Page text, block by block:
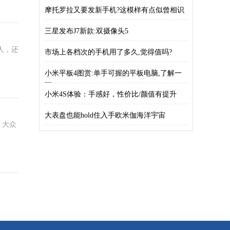
，还
大众
摩托罗拉又要发新手机?这模样有点似曾相识
三星发布J7新款:双摄像头5
市场上各档次的手机用了多久,觉得值吗?
小米平板4图赏:单手可握的平板电脑,了解一
下
小米4S体验：手感好，性价比/颜值有提升
大表盘也能hold住入手欧米伽海洋宇宙